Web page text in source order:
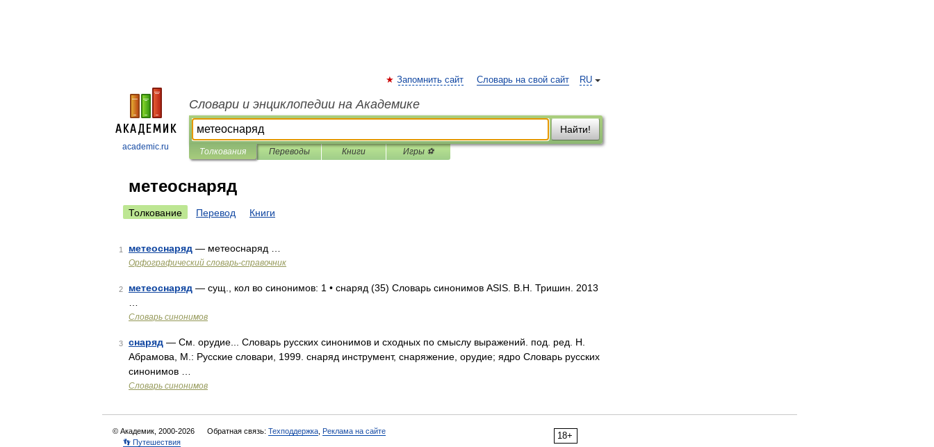
academic.ru
RU
Запомнить сайт Словарь на свой сайт
Словари и энциклопедии на Академике
Найти!
Толкования Переводы Книги Игры ⚽
метеоснаряд
Толкование Перевод Книги
1 метеоснаряд — метеоснаряд …
Орфографический словарь-справочник
2 метеоснаряд — сущ., кол во синонимов: 1 • снаряд (35) Словарь синонимов ASIS. В.Н. Тришин. 2013
Словарь синонимов
3 снаряд — См. орудие... Словарь русских синонимов и сходных по смыслу выражений. под. ред. Н.
Абрамова, М.: Русские словари, 1999. снаряд инструмент, снаряжение, орудие; ядро Словарь русских
синонимов …
Словарь синонимов
18+
© Академик, 2000-2026 Обратная связь: Техподдержка Реклама на сайте
👣 Путешествия